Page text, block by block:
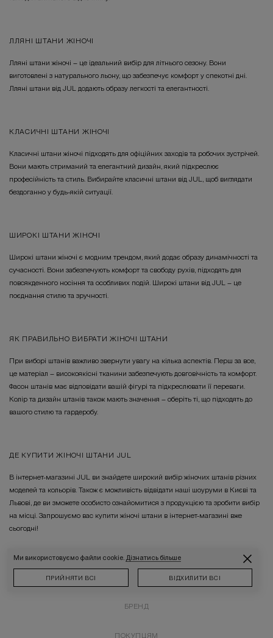
Ми використовуємо файли cookie. Дізнатись більше
ПРИЙНЯТИ ВСІ ВІДХИЛИТИ ВСІ
ЛЛЯНІ ШТАНИ ЖІНОЧІ
Лляні штани жіночі – це ідеальний вибір для літнього сезону. Вони
виготовлені з натурального льону, що забезпечує комфорт у спекотні дні.
Лляні штани від JUL додають образу легкості та елегантності.
КЛАСИЧНІ ШТАНИ ЖІНОЧІ
Класичні штани жіночі підходять для офіційних заходів та робочих зустрічей.
Вони мають стриманий та елегантний дизайн, який підкреслює
професійність та стиль. Вибирайте класичні штани від JUL, щоб виглядати
бездоганно у будь-якій ситуації.
ШИРОКІ ШТАНИ ЖІНОЧІ
Широкі штани жіночі є модним трендом, який додає образу динамічності та
сучасності. Вони забезпечують комфорт та свободу рухів, підходять для
повсякденного носіння та особливих подій. Широкі штани від JUL – це
поєднання стилю та зручності.
ЯК ПРАВИЛЬНО ВИБРАТИ ЖІНОЧІ ШТАНИ
При виборі штанів важливо звернути увагу на кілька аспектів. Перш за все,
це матеріал – високоякісні тканини забезпечують довговічність та комфорт.
Фасон штанів має відповідати вашій фігурі та підкреслювати її переваги.
Колір та дизайн штанів також мають значення – оберіть ті, що підходять до
вашого стилю та гардеробу.
ДЕ КУПИТИ ЖІНОЧІ ШТАНИ JUL
В інтернет-магазині JUL ви знайдете широкий вибір жіночих штанів різних
моделей та кольорів. Також є можливість відвідати наші шоуруми в Києві та
Львові, де ви зможете особисто ознайомитися з продукцією та зробити вибір
на місці. Запрошуємо вас купити жіночі штани в інтернет-магазині вже
сьогодні!
КАТАЛОГ ТОВАРІВ
БРЕНД
ПОКУПЦЯМ